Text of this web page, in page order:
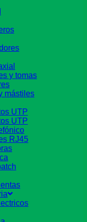
y tomas
mástiles
UTP
UTP
RJ45